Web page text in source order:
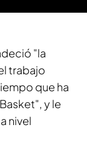
"la
trabajo
que ha
y le
nivel